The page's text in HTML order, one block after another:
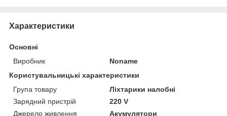
Характеристики
Основні
Виробник
Noname
Користувальницькі характеристики
Група товару
Ліхтарики налобні
Зарядний пристрій
220 V
Джерело живлення
Акумулятори